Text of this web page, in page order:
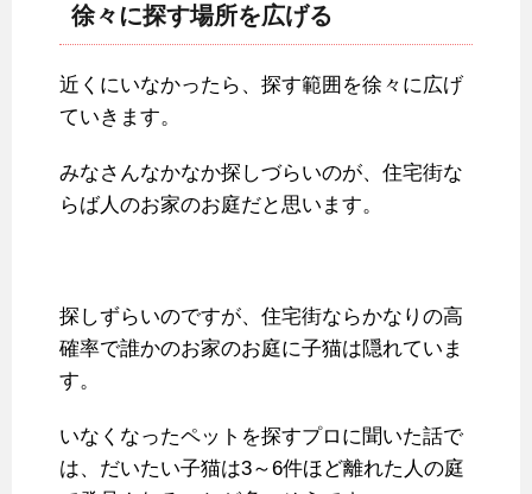
徐々に探す場所を広げる
近くにいなかったら、探す範囲を徐々に広げ
ていきます。
みなさんなかなか探しづらいのが、住宅街な
らば人のお家のお庭だと思います。
探しずらいのですが、住宅街ならかなりの高
確率で誰かのお家のお庭に子猫は隠れていま
す。
いなくなったペットを探すプロに聞いた話で
は、だいたい子猫は3～6件ほど離れた人の庭